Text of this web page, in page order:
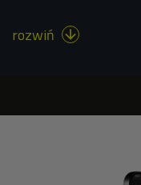
rozwiń 